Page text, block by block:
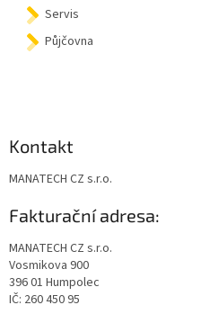
Servis
Půjčovna
Kontakt
MANATECH CZ s.r.o.
Fakturační adresa:
MANATECH CZ s.r.o.
Vosmikova 900
396 01 Humpolec
IČ: 260 450 95